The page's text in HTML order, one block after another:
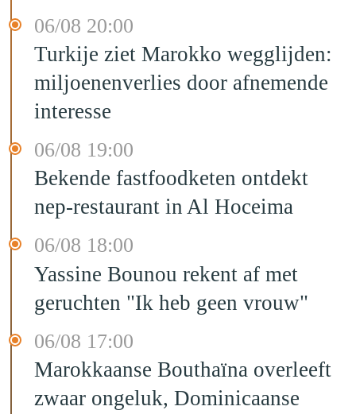
06/08 20:00
Turkije ziet Marokko wegglijden:
miljoenenverlies door afnemende
interesse
06/08 19:00
Bekende fastfoodketen ontdekt
nep-restaurant in Al Hoceima
06/08 18:00
Yassine Bounou rekent af met
geruchten "Ik heb geen vrouw"
06/08 17:00
Marokkaanse Bouthaïna overleeft
zwaar ongeluk, Dominicaanse